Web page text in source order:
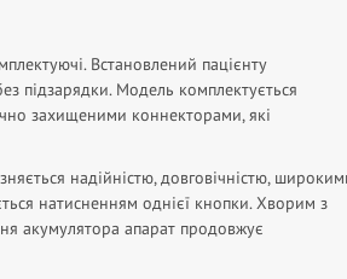
Встановлений пацієнту
підзарядки. Модель комплектується
захищеними коннекторами, які
надійністю, довговічністю,
натисненням однієї кнопки. Хворим з
акумулятора апарат продовжує